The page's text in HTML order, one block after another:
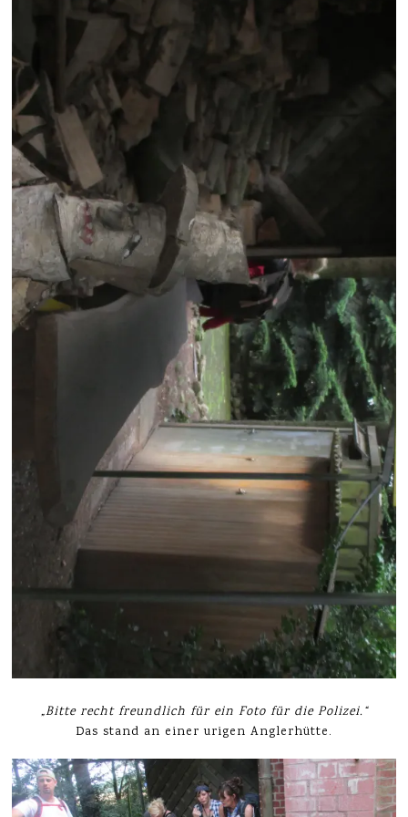
„Bitte recht freundlich für ein Foto für die Polizei.“
Das stand an einer urigen Anglerhütte.